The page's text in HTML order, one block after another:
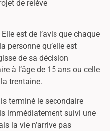
de relève
est de l’avis que chaque
personne qu’elle est
de sa décision
à l’âge de 15 ans ou celle
trentaine.
terminé le secondaire
immédiatement suivi une
la vie n’arrive pas